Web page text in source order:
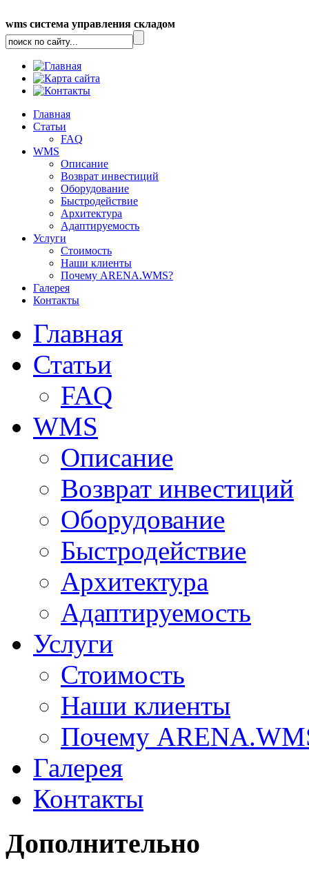
wms система управления складом
Главная
Статьи
FAQ
WMS
Описание
Возврат инвестиций
Оборудование
Быстродействие
Архитектура
Адаптируемость
Услуги
Стоимость
Наши клиенты
Почему ARENA.WMS?
Галерея
Контакты
Главная
Статьи
FAQ
WMS
Описание
Возврат инвестиций
Оборудование
Быстродействие
Архитектура
Адаптируемость
Услуги
Стоимость
Наши клиенты
Почему
Галерея
Контакты
Дополнительно